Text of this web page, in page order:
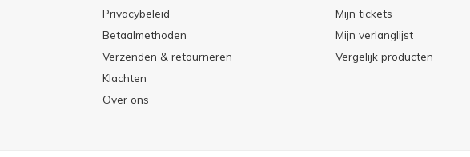
Privacybeleid
Betaalmethoden
Verzenden & retourneren
Klachten
Over ons
Mijn tickets
Mijn verlanglijst
Vergelijk producten